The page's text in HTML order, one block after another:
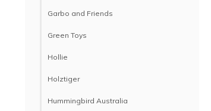
Garbo and Friends
Green Toys
Hollie
Holztiger
Hummingbird Australia